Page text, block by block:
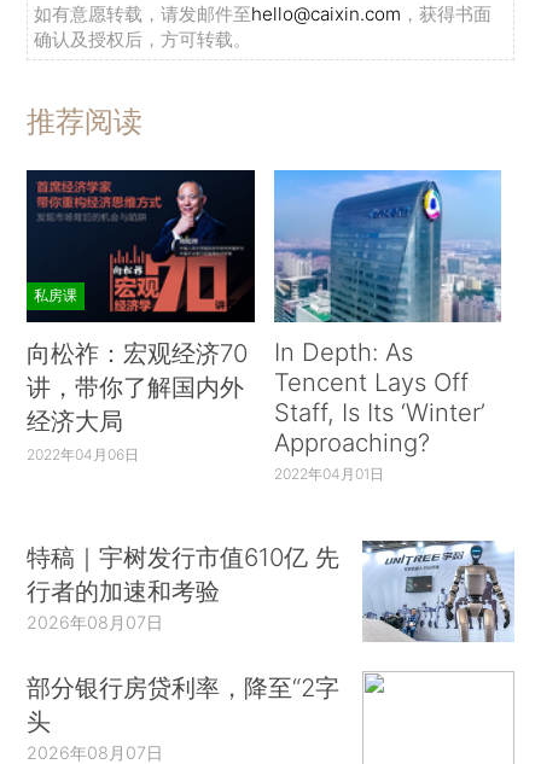
如有意愿转载，请发邮件至hello@caixin.com ，获得书面
确认及授权后，方可转载。
推荐阅读
私房课
向松祚：宏观经济70
讲，带你了解国内外
经济大局
2022年04月06日
In Depth: As
Tencent Lays Off
Staff, Is Its ‘Winter’
Approaching?
2022年04月01日
特稿｜宇树发行市值610亿 先
行者的加速和考验
2026年08月07日
部分银行房贷利率，降至“2字
头
2026年08月07日